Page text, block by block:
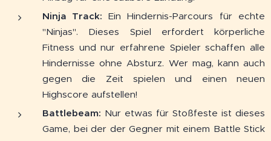
Ninja Track: Ein Hindernis-Parcours für echte
"Ninjas". Dieses Spiel erfordert körperliche
Fitness und nur erfahrene Spieler schaffen alle
Hindernisse ohne Absturz. Wer mag, kann auch
gegen die Zeit spielen und einen neuen
Highscore aufstellen!
Battlebeam: Nur etwas für Stoßfeste ist dieses
Game, bei der der Gegner mit einem Battle Stick